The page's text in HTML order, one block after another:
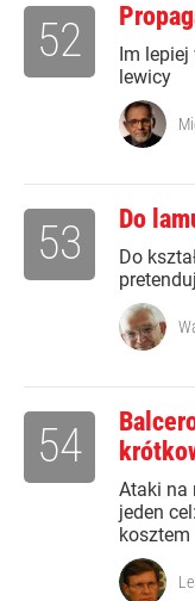
Im lepiej
lewicy
52
Do
Do
53
Ataki na
jeden
kosztem
54